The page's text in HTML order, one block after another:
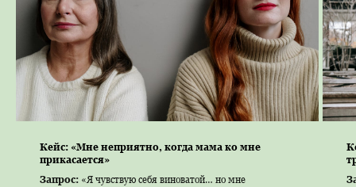
Кейс: «Мне неприятно, когда мама ко мне
прикасается»
Запрос: «Я чувствую себя виноватой… но мне